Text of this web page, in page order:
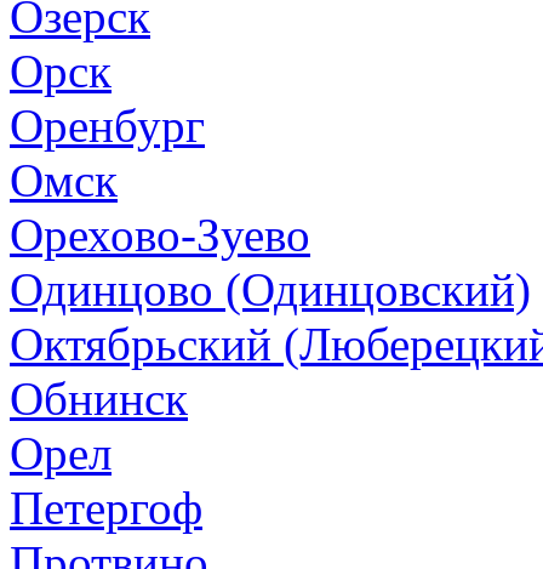
Озерск
Орск
Оренбург
Омск
Орехово-Зуево
Одинцово (Одинцовский)
Октябрьский
Обнинск
Орел
Петергоф